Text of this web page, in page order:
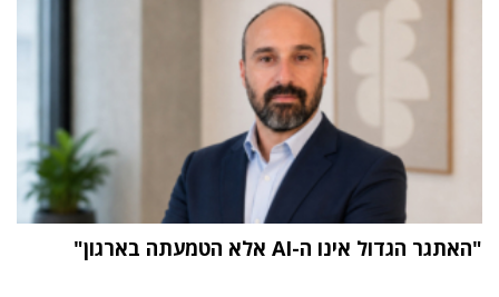
"האתגר הגדול אינו ה-AI אלא הטמעתה בארגון"